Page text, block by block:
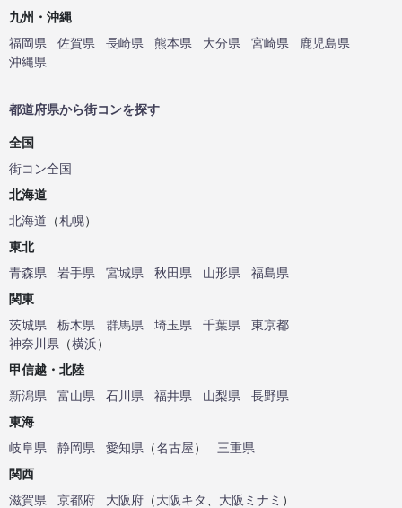
九州・沖縄
福岡県
佐賀県 長崎県 熊本県 大分県 宮崎県
鹿児島県
沖縄県
都道府県から街コンを探す
全国
街コン全国
北海道
北海道 （札幌）
東北
青森県
岩手県 宮城県 秋田県 山形県
福島県
関東
茨城県
栃木県 群馬県 埼玉県 千葉県
東京都
神奈川県 （横浜）
甲信越・北陸
新潟県
富山県 石川県 福井県 山梨県
長野県
東海
岐阜県
静岡県 愛知県 （名古屋）
三重県
関西
滋賀県
京都府 大阪府 （大阪キタ 大阪ミナミ ）